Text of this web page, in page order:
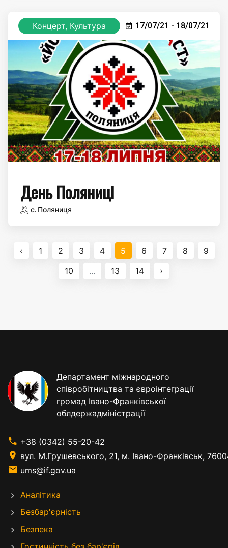
Концерт, Культура 17/07/21 - 18/07/21
День Поляниці
с. Поляниця
‹ 1 2 3 4 5 6 7 8
9
10
... 13 14 ›
Департамент міжнародного
співробітництва та євроінтеграції
громад Івано-Франківської
облдержадміністрації
+38 (0342) 55-20-42
вул. М.Грушевського, 21, м. Івано-Франківськ,
ums@if.gov.ua
Аналітика
Безбар'єрність
Безпека